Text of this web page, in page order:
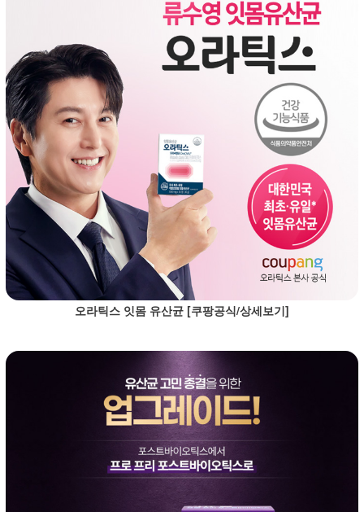
오라틱스 잇몸 유산균 [쿠팡공식/상세보기]